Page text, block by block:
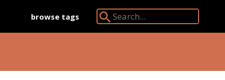
browse tags
Search Angkor Database: